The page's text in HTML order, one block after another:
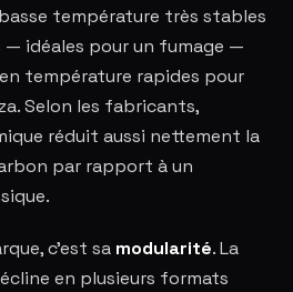
température très stables
— idéales pour un fumage —
température rapides pour
Selon les fabricants,
réduit aussi nettement la
par rapport à un
c'est sa modularité. La
en plusieurs formats